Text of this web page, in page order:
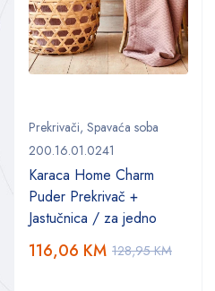
Prekrivači, Spavaća soba
200.16.01.0241
Karaca Home Charm
Puder Prekrivač +
Jastučnica / za jedno
128,95KM
116,06 KM